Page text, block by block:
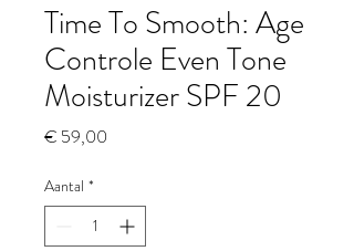
Time To Smooth: Age
Controle Even Tone
Moisturizer SPF 20
€ 59,00
Aantal *